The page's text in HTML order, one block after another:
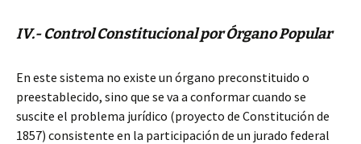
IV.- Control Constitucional por Órgano Popular
En este sistema no existe un órgano preconstituido o
preestablecido, sino que se va a conformar cuando se
suscite el problema jurídico (proyecto de Constitución de
1857) consistente en la participación de un jurado federal